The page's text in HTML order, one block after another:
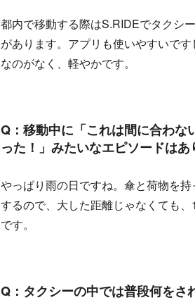
都内で移動する際はS.RIDEでタクシ
があります。アプリも使いやすいで
なのがなく、軽やかです。
Q：移動中に「これは間に合わな
った！」みたいなエピソードはあ
やっぱり雨の日ですね。傘と荷物を
するので、大した距離じゃなくても
です。
Q：タクシーの中では普段何をさ